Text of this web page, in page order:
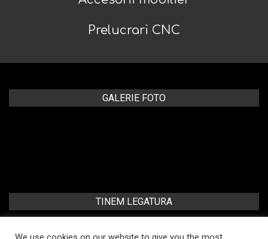
Prelucrari CNC
GALERIE FOTO
TINEM LEGATURA